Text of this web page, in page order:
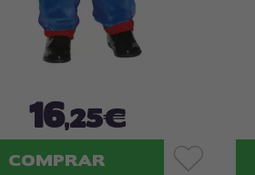
16,25€
COMPRAR